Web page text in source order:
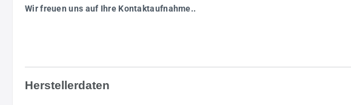
Wir freuen uns auf Ihre Kontaktaufnahme..
Herstellerdaten